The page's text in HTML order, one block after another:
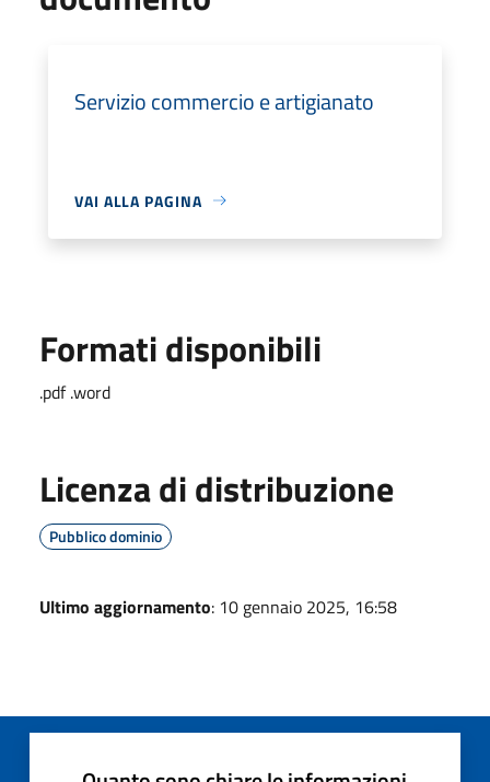
Servizio commercio e artigianato
VAI ALLA PAGINA
Formati disponibili
.pdf .word
Licenza di distribuzione
Pubblico dominio
Ultimo aggiornamento: 10 gennaio 2025, 16:58